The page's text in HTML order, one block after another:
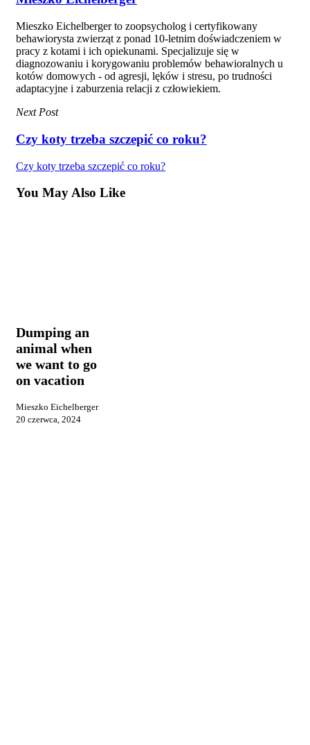
Mieszko Eichelberger to zoopsycholog i certyfikowany
behawiorysta zwierząt z ponad 10-letnim doświadczeniem w
pracy z kotami i ich opiekunami. Specjalizuje się w
diagnozowaniu i korygowaniu problemów behawioralnych u
kotów domowych - od agresji, lęków i stresu, po trudności
adaptacyjne i zaburzenia relacji z człowiekiem.
Next Post
Czy koty trzeba szczepić co roku?
Czy koty trzeba szczepić co roku?
You May Also Like
when
we
want
to
go
vacation
Dumping an
animal when
we want to go
on vacation
Mieszko Eichelberger
20 czerwca, 2024